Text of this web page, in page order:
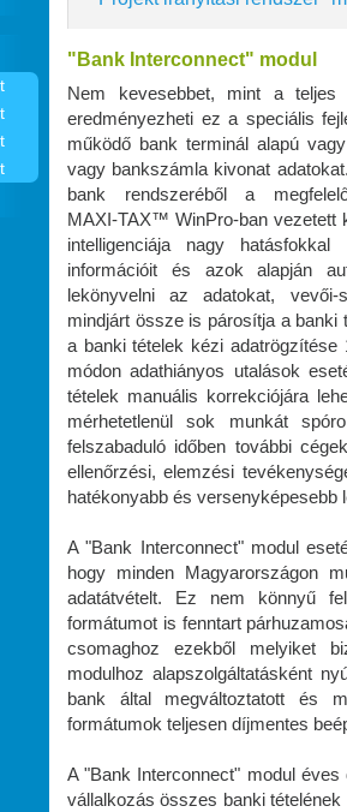
"Bank Interconnect" modul
Nem kevesebbet, mint a teljes
eredményezheti ez a speciális
működő bank terminál alapú
vagy bankszámla kivonat
bank rendszeréből a
MAXI‑TAX™ WinPro-ban vezetett
intelligenciája nagy
információit és azok alapján
lekönyvelni az adatokat, vevői-
mindjárt össze is párosítja a
a banki tételek kézi
módon adathiányos utalások
tételek manuális korrekciójára
mérhetetlenül sok munkát
felszabaduló időben további
ellenőrzési, elemzési
hatékonyabb és
A "Bank Interconnect" modul
hogy minden Magyarországon
adatátvételt. Ez nem könnyű
formátumot is fenntart
csomaghoz ezekből melyiket
modulhoz alapszolgáltatásként
bank által megváltoztatott és
formátumok teljesen díjmentes
A "Bank Interconnect" modul
vállalkozás összes banki